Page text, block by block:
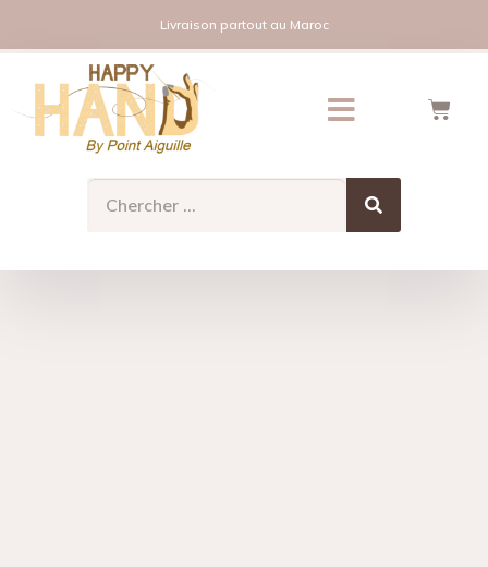
Livraison partout au Maroc